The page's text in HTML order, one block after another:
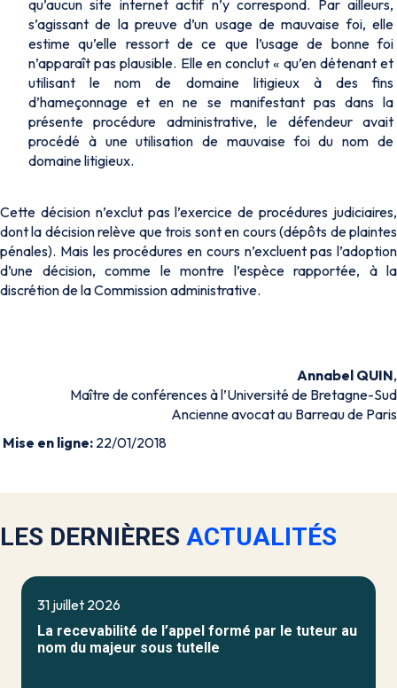
qu’aucun site internet actif n’y correspond. Par ailleurs,
s’agissant de la preuve d’un usage de mauvaise foi, elle
estime qu’elle ressort de ce que l’usage de bonne foi
n’apparaît pas plausible. Elle en conclut « qu’en détenant et
utilisant le nom de domaine litigieux à des fins
d’hameçonnage et en ne se manifestant pas dans la
présente procédure administrative, le défendeur avait
procédé à une utilisation de mauvaise foi du nom de
domaine litigieux.
Cette décision n’exclut pas l’exercice de procédures judiciaires,
dont la décision relève que trois sont en cours (dépôts de plaintes
pénales). Mais les procédures en cours n’excluent pas l’adoption
d’une décision, comme le montre l’espèce rapportée, à la
discrétion de la Commission administrative.
Annabel QUIN,
Maître de conférences à l’Université de Bretagne-Sud
Ancienne avocat au Barreau de Paris
Mise en ligne: 22/01/2018
LES DERNIÈRES ACTUALITÉS
31 juillet 2026
La recevabilité de l’appel formé par le tuteur au
nom du majeur sous tutelle